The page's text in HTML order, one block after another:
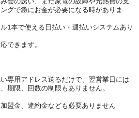
グで急にお金が必要になる時がありま
1本で使える日払い・週払いシステムあり
できます。
専用アドレス送るだけで、翌営業日には
期限、回数の制限もありません。
盟金、違約金なども必要ありません